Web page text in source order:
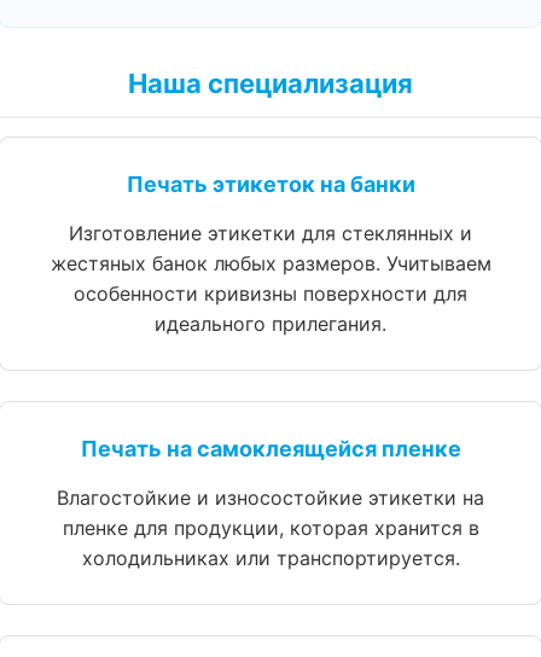
Наша специализация
Печать этикеток на банки
Изготовление этикетки для стеклянных и
жестяных банок любых размеров. Учитываем
особенности кривизны поверхности для
идеального прилегания.
Печать на самоклеящейся пленке
Влагостойкие и износостойкие этикетки на
пленке для продукции, которая хранится в
холодильниках или транспортируется.